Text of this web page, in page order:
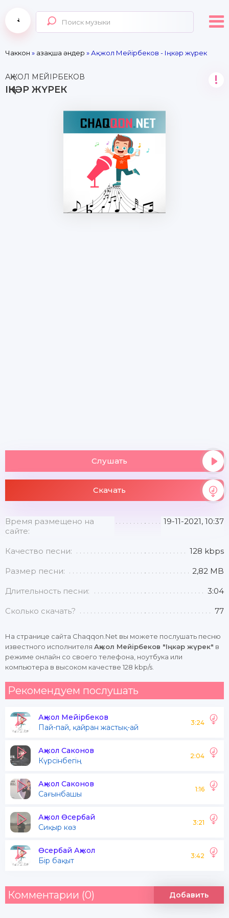
Чаккон » Қазақша әндер » Ақжол Мейірбеков - Іңкәр жүрек
АҚЖОЛ МЕЙІРБЕКОВ
ІҢКӘР ЖҮРЕК
!
Слушать
Скачать
Время размещено на
сайте:
19-11-2021, 10:37
Качество песни: 128 kbps
Размер песни: 2,82 MB
Длительность песни: 3:04
Сколько скачать? 77
На странице сайта Chaqqon.Net вы можете послушать песню
известного исполнителя Ақжол Мейірбеков "Іңкәр жүрек" в
режиме онлайн со своего телефона, ноутбука или
компьютера в высоком качестве 128 kbp/s.
Рекомендуем послушать
Ақжол Мейірбеков
Пай-пай, қайран жастық-ай
3:24
Ақжол Саконов
Күрсінбегің
2:04
Ақжол Саконов
Сағынбашы
1:16
Ақжол Өсербай
Сиқыр көз
3:21
Өсербай Ақжол
Бір бақыт
3:42
Комментарии (0) Добавить